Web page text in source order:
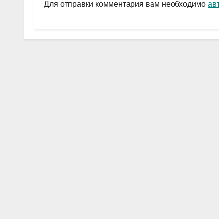
p
ть
Для отправки комментария вам необходимо